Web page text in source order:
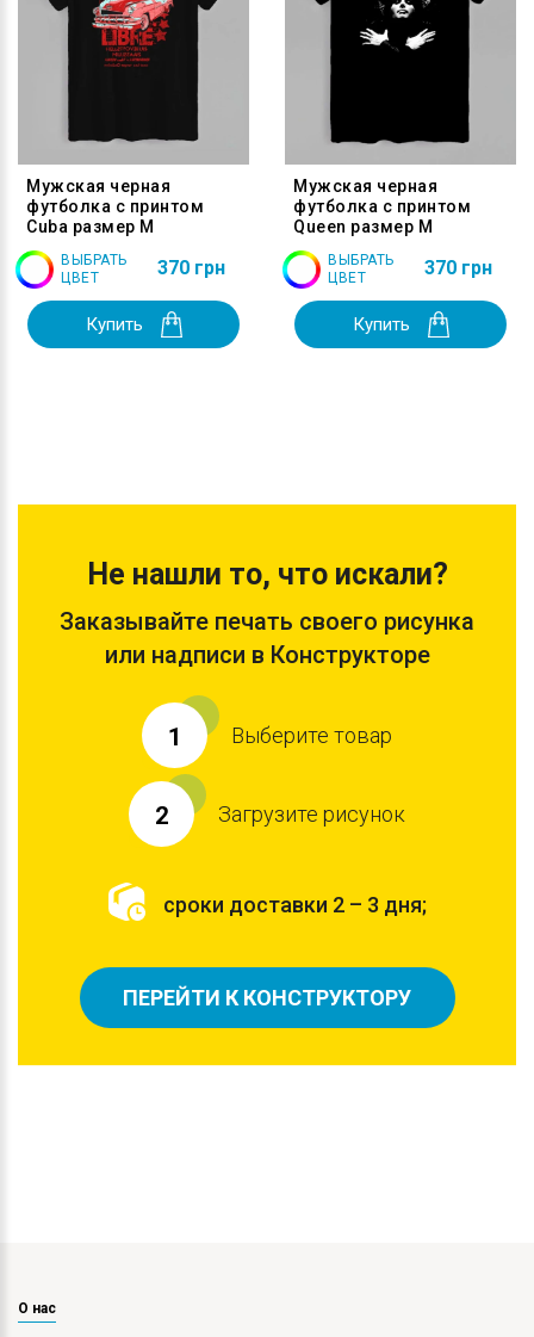
Мужская черная
футболка с принтом
Cuba размер M
ВЫБРАТЬ
ЦВЕТ
370 грн
Купить
Мужская черная
футболка с принтом
Queen размер M
ВЫБРАТЬ
ЦВЕТ
370 грн
Купить
Не нашли то, что искали?
Заказывайте печать своего рисунка
или надписи в Конструкторе
1 Выберите товар
2 Загрузите рисунок
сроки доставки 2 – 3 дня;
ПЕРЕЙТИ К КОНСТРУКТОРУ
О нас